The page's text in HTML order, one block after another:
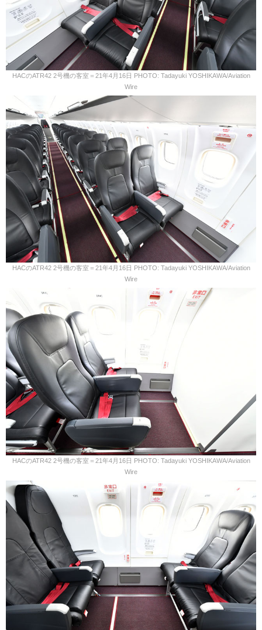
HACのATR42 2号機の客室＝21年4月16日 PHOTO: Tadayuki YOSHIKAWA/Aviation
Wire
HACのATR42 2号機の客室＝21年4月16日 PHOTO: Tadayuki YOSHIKAWA/Aviation
Wire
HACのATR42 2号機の客室＝21年4月16日 PHOTO: Tadayuki YOSHIKAWA/Aviation
Wire